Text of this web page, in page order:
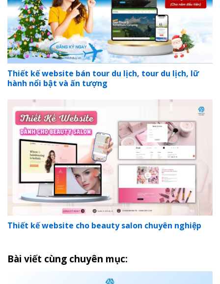
Thiết kế website bán tour du lịch, tour du lịch, lữ
hành nổi bật và ấn tượng
Thiết kế website cho beauty salon chuyên nghiệp
Bài viết cùng chuyên mục: